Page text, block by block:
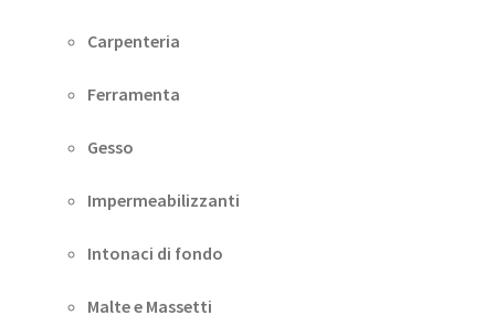
Carpenteria
Ferramenta
Gesso
Impermeabilizzanti
Intonaci di fondo
Malte e Massetti